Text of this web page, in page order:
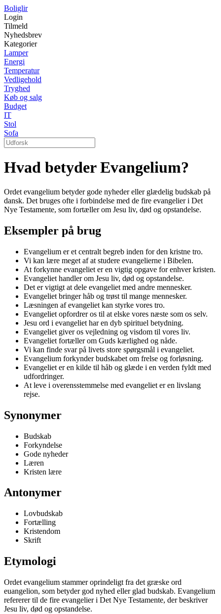
Boliglir
Login
Tilmeld
Nyhedsbrev
Kategorier
Lamper
Energi
Temperatur
Vedligehold
Tryghed
Køb og salg
Budget
IT
Stol
Sofa
Hvad betyder Evangelium?
Ordet evangelium betyder gode nyheder eller glædelig budskab på
dansk. Det bruges ofte i forbindelse med de fire evangelier i Det
Nye Testamente, som fortæller om Jesu liv, død og opstandelse.
Eksempler på brug
Evangelium er et centralt begreb inden for den kristne tro.
Vi kan lære meget af at studere evangelierne i Bibelen.
At forkynne evangeliet er en vigtig opgave for enhver kristen.
Evangeliet handler om Jesu liv, død og opstandelse.
Det er vigtigt at dele evangeliet med andre mennesker.
Evangeliet bringer håb og trøst til mange mennesker.
Læsningen af evangeliet kan styrke vores tro.
Evangeliet opfordrer os til at elske vores næste som os selv.
Jesu ord i evangeliet har en dyb spirituel betydning.
Evangeliet giver os vejledning og visdom til vores liv.
Evangeliet fortæller om Guds kærlighed og nåde.
Vi kan finde svar på livets store spørgsmål i evangeliet.
Evangelium forkynder budskabet om frelse og forløsning.
Evangeliet er en kilde til håb og glæde i en verden fyldt med
udfordringer.
At leve i overensstemmelse med evangeliet er en livslang
rejse.
Synonymer
Budskab
Forkyndelse
Gode nyheder
Læren
Kristen lære
Antonymer
Lovbudskab
Fortælling
Kristendom
Skrift
Etymologi
Ordet evangelium stammer oprindeligt fra det græske ord
euangelion, som betyder god nyhed eller glad budskab. Evangelium
refererer til de fire evangelier i Det Nye Testamente, der beskriver
Jesu liv, død og opstandelse.